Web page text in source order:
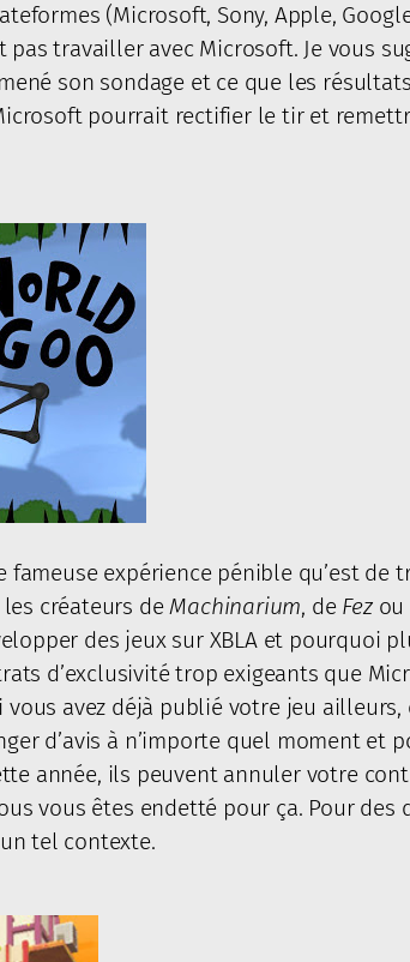
(Microsoft, Sony, Apple,
travailler avec Microsoft. Je vous
son sondage et ce que les
pourrait rectifier le tir et
expérience pénible qu’est de
créateurs de Machinarium, de Fezou
des jeux sur XBLA et pourquoi
d’exclusivité trop exigeants que
vous avez déjà publié votre jeu ailleurs,
d’avis à n’importe quel moment et
année, ils peuvent annuler votre
vous êtes endetté pour ça. Pour des
tel contexte.